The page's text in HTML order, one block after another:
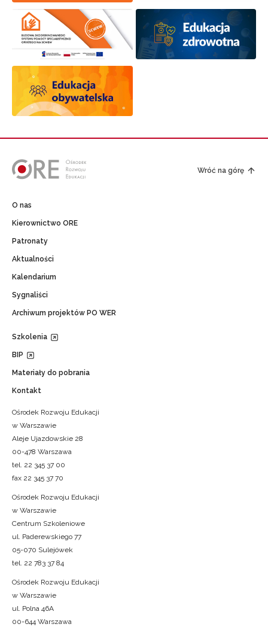
Wróć na górę
O nas
Kierownictwo ORE
Patronaty
Aktualności
Kalendarium
Sygnaliści
Archiwum projektów PO WER
Szkolenia
BIP
Materiały do pobrania
Kontakt
Ośrodek Rozwoju Edukacji
w Warszawie
Aleje Ujazdowskie 28
00-478 Warszawa
tel. 22 345 37 00
fax 22 345 37 70
Ośrodek Rozwoju Edukacji
w Warszawie
Centrum Szkoleniowe
ul. Paderewskiego 77
05-070 Sulejówek
tel. 22 783 37 84
Ośrodek Rozwoju Edukacji
w Warszawie
ul. Polna 46A
00-644 Warszawa